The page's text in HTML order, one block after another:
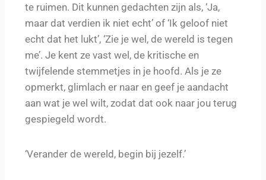
te ruimen. Dit kunnen gedachten zijn als, ‘Ja,
maar dat verdien ik niet echt’ of ‘Ik geloof niet
echt dat het lukt’, ‘Zie je wel, de wereld is tegen
me’. Je kent ze vast wel, de kritische en
twijfelende stemmetjes in je hoofd. Als je ze
opmerkt, glimlach er naar en geef je aandacht
aan wat je wel wilt, zodat dat ook naar jou terug
gespiegeld wordt.
‘Verander de wereld, begin bij jezelf.’